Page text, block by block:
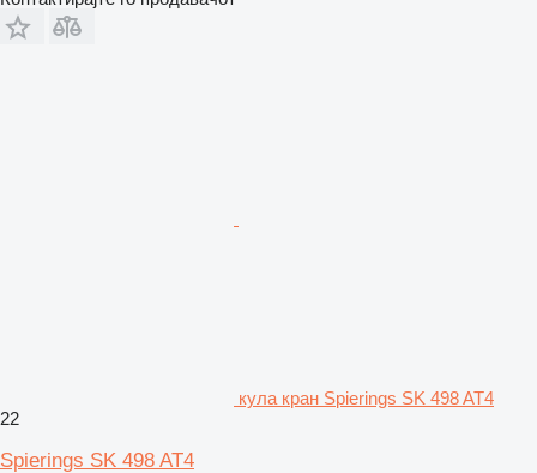
кула кран Spierings SK 498 AT4
22
Spierings SK 498 AT4